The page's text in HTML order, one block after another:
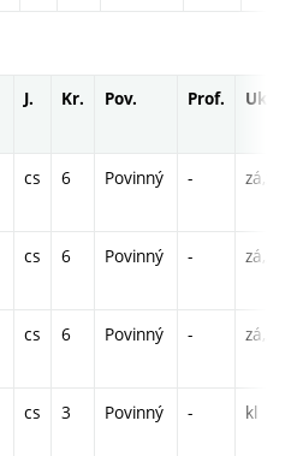
J. Kr. Pov. Prof. Uk.
cs 6 Povinný - zá,zk
cs 6 Povinný - zá,zk
cs 6 Povinný - zá,zk
cs 3 Povinný - kl